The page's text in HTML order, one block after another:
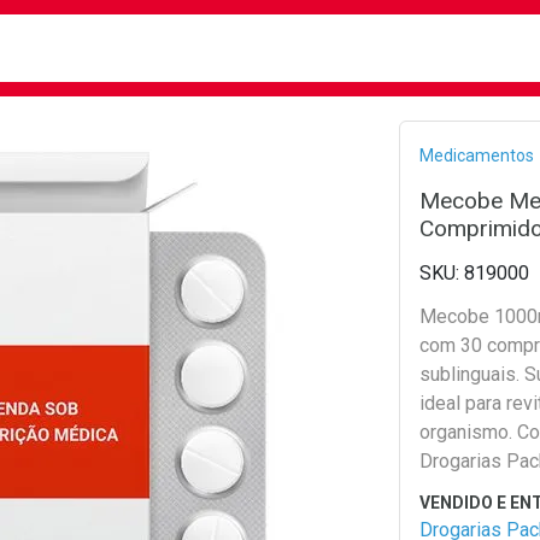
Medicamentos
Mecobe
819000
Mecobe
com 30
sublinguais.
ideal para
organismo.
Drogarias
Drogarias